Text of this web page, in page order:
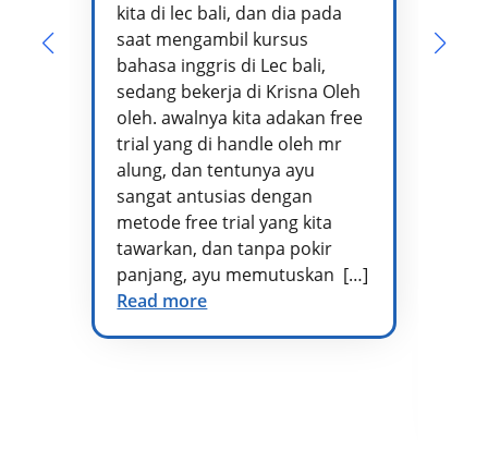
kita di lec bali, dan dia pada
saat mengambil kursus
bahasa inggris di Lec bali,
sedang bekerja di Krisna Oleh
oleh. awalnya kita adakan free
trial yang di handle oleh mr
alung, dan tentunya ayu
sangat antusias dengan
metode free trial yang kita
tawarkan, dan tanpa pokir
panjang, ayu memutuskan […]
Read more